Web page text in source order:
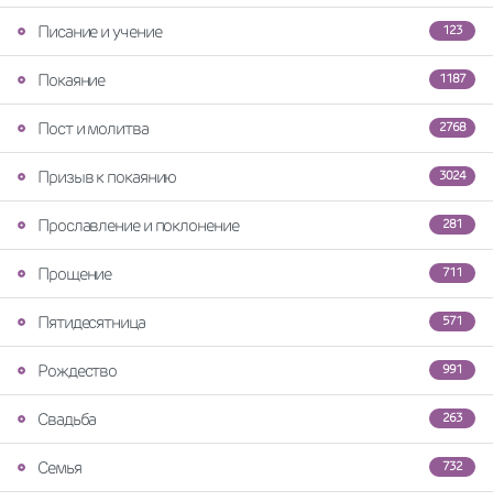
123
Писание и учение
1187
Покаяние
2768
Пост и молитва
3024
Призыв к покаянию
281
Прославление и поклонение
711
Прощение
571
Пятидесятница
991
Рождество
263
Свадьба
732
Семья